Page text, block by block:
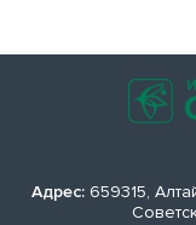
Адрес: 659315,